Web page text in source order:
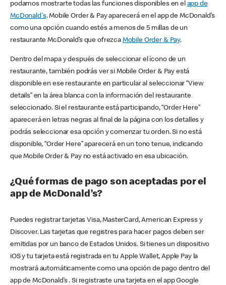
podamos mostrarte todas las funciones disponibles en el app de
McDonald's. Mobile Order & Pay aparecerá en el app de McDonald’s
como una opción cuando estés a menos de 5 millas de un
restaurante McDonald’s que ofrezca Mobile Order & Pay.
Dentro del mapa y después de seleccionar el ícono de un
restaurante, también podrás ver si Mobile Order & Pay está
disponible en ese restaurante en particular al seleccionar “View
details” en la área blanca con la información del restaurante
seleccionado. Si el restaurante está participando, “Order Here”
aparecerá en letras negras al final de la página con los detalles y
podrás seleccionar esa opción y comenzar tu orden. Si no está
disponible, “Order Here” aparecerá en un tono tenue, indicando
que Mobile Order & Pay no está activado en esa ubicación.
¿Qué formas de pago son aceptadas por el
app de McDonald’s?
Puedes registrar tarjetas Visa, MasterCard, American Express y
Discover. Las tarjetas que registres para hacer pagos deben ser
emitidas por un banco de Estados Unidos. Si tienes un dispositivo
iOS y tu tarjeta está registrada en tu Apple Wallet, Apple Pay la
mostrará automáticamente como una opción de pago dentro del
app de McDonald’s . Si registraste una tarjeta en el app Google